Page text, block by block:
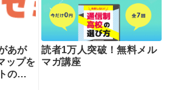
あが
ップを
の課
読者1万人突破！無料メル
マガ講座